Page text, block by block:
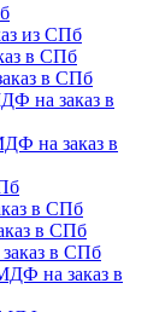
из СПб
в СПб
в СПб
на заказ в
на заказ в
в СПб
в СПб
в СПб
на заказ в